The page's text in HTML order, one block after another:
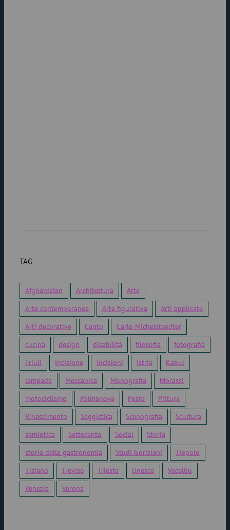
TAG
Afghanistan Architettura
Arte
Arte contemporanea
Arte figurativa
Arti applicate
Arti decorative
Canto
Carlo Michelstaedter
cucina
design disabilità filosofia
fotografia
Friuli
Incisione incisioni Istria
Kabul
lampada
Meccanica Monografia
Morassi
motociclismo
Palmanova Peste
Pittura
Rinascimento
Saggistica Scenografia
Scultura
semiotica
Settecento Social
Storia
storia della gastronomia
Studi Goriziani
Tiepolo
Tiziano
Treviso Trieste Unesco
Vecellio
Venezia
Verona